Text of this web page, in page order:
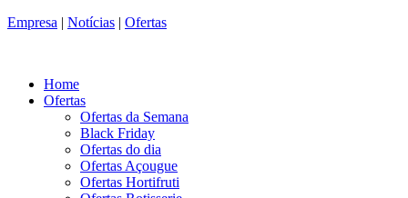
Empresa | Notícias | Ofertas
Home
Ofertas
Ofertas da Semana
Black Friday
Ofertas do dia
Ofertas Açougue
Ofertas Hortifruti